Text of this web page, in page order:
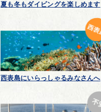
夏も冬もダイビングを楽しめます
西表島にいらっしゃるみなさんへ